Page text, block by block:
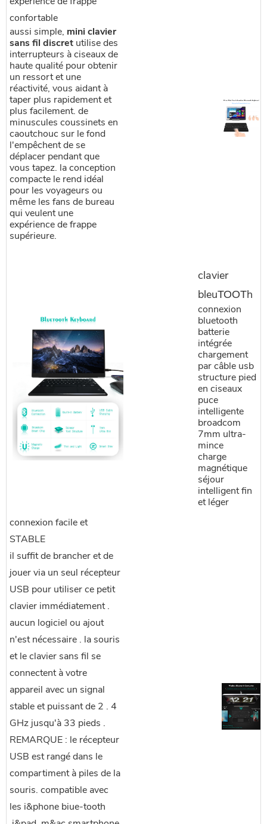
confortable
aussi simple, mini clavier
sans fil discret utilise des
interrupteurs à ciseaux de
haute qualité pour obtenir
un ressort et une
réactivité, vous aidant à
taper plus rapidement et
plus facilement. de
minuscules coussinets en
caoutchouc sur le fond
l'empêchent de se
déplacer pendant que
vous tapez. la conception
compacte le rend idéal
pour les voyageurs ou
même les fans de bureau
qui veulent une
expérience de frappe
supérieure.
clavier
bleuТООТh
connexion
bluetooth
batterie
intégrée
chargement
par câble usb
structure pied
en ciseaux
puce
intelligente
broadcom
7mm ultra-
mince
charge
magnétique
séjour
intelligent fin
et léger
connexion facile et
STABLE
il suffit de brancher et de
jouer via un seul récepteur
USB pour utiliser ce petit
clavier immédiatement .
aucun logiciel ou ajout
n'est nécessaire . la souris
et le clavier sans fil se
connectent à votre
appareil avec un signal
stable et puissant de 2 . 4
GHz jusqu'à 33 pieds .
REMARQUE : le récepteur
USB est rangé dans le
compartiment à piles de la
souris. compatible avec
les i&phone biue-tooth